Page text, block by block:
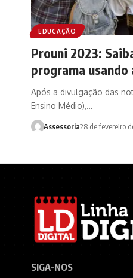
EDUCAÇÃO
Prouni 2023:
programa usando
Após a divulgação das
Ensino Médio),…
Assessoria28 de fevereiro
SIGA-NOS